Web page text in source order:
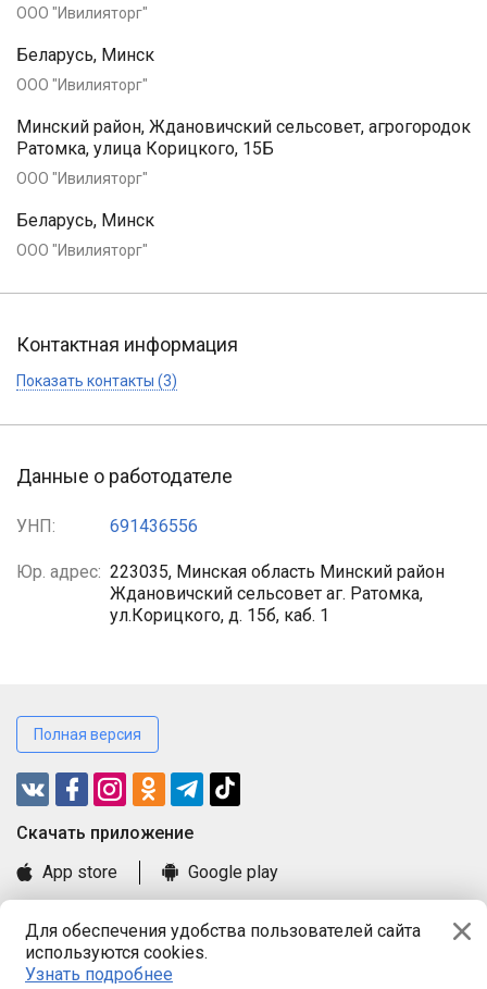
Для обеспечения удобства пользователей сайта
используются cookies.
Узнать подробнее
ООО "Ивилияторг"
Беларусь, Минск
ООО "Ивилияторг"
Минский район, Ждановичский сельсовет, агрогородок
Ратомка, улица Корицкого, 15Б
ООО "Ивилияторг"
Беларусь, Минск
ООО "Ивилияторг"
Контактная информация
Показать контакты (3)
Данные о работодателе
УНП: 691436556
Юр. адрес: 223035, Минская область Минский район
Ждановичский сельсовет аг. Ратомка,
ул.Корицкого, д. 15б, каб. 1
Полная версия
Cкачать приложение
App store
Google play
Книга замечаний и предложений
Правила и документы